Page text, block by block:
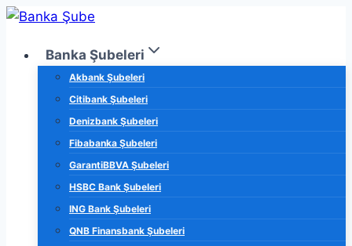
Skip
contentBanka Şubeleri
Akbank Şubeleri
Citibank Şubeleri
Denizbank Şubeleri
Fibabanka Şubeleri
GarantiBBVA Şubeleri
HSBC Bank Şubeleri
ING Bank Şubeleri
QNB Finansbank Şubeleri